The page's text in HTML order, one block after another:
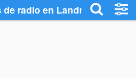
de radio en Landres -